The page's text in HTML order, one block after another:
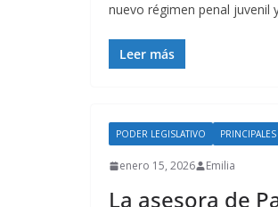
nuevo régimen penal juvenil
Leer más
PODER LEGISLATIVO PRINCIPALES
enero 15, 2026 Emilia
La asesora de